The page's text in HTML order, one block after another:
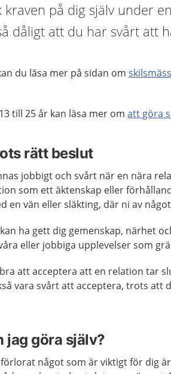
kraven på dig själv under
dåligt att du har svårt att
du läsa mer på sidan om
till 25 år kan läsa mer omatt göra
rätt beslut
jobbigt och svårt när en nära
som ett äktenskap eller
en vän eller släkting, där ni av
ha gett dig gemenskap, närhet
eller jobbiga upplevelser som
att acceptera att en relation tar
vara svårt att acceptera, trots att
jag göra själv?
något som är viktigt för dig